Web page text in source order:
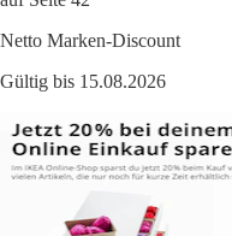
Netto Marken-Discount
Gültig bis 15.08.2026